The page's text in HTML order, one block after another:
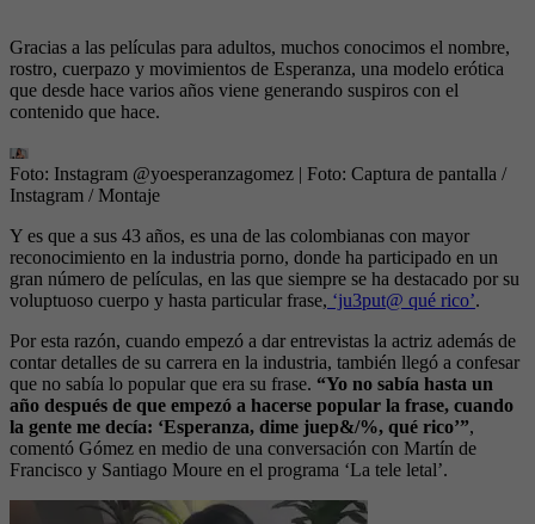
Gracias a las películas para adultos, muchos conocimos el nombre,
rostro, cuerpazo y movimientos de Esperanza, una modelo erótica
que desde hace varios años viene generando suspiros con el
contenido que hace.
Foto: Instagram @yoesperanzagomez | Foto: Captura de pantalla /
Instagram / Montaje
Y es que a sus 43 años, es una de las colombianas con mayor
reconocimiento en la industria porno, donde ha participado en un
gran número de películas, en las que siempre se ha destacado por su
voluptuoso cuerpo y hasta particular frase, ‘ju3put@ qué rico’.
Por esta razón, cuando empezó a dar entrevistas la actriz además de
contar detalles de su carrera en la industria, también llegó a confesar
que no sabía lo popular que era su frase. “Yo no sabía hasta un
año después de que empezó a hacerse popular la frase, cuando
la gente me decía: ‘Esperanza, dime juep&/%, qué rico’”,
comentó Gómez en medio de una conversación con Martín de
Francisco y Santiago Moure en el programa ‘La tele letal’.